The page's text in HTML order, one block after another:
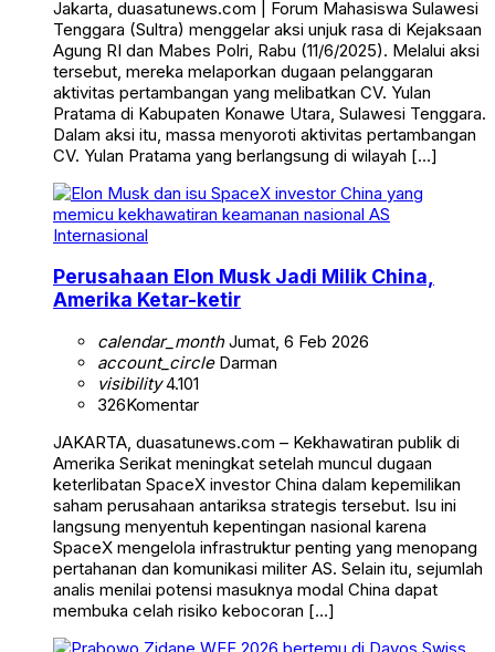
Jakarta, duasatunews.com | Forum Mahasiswa Sulawesi
Tenggara (Sultra) menggelar aksi unjuk rasa di Kejaksaan
Agung RI dan Mabes Polri, Rabu (11/6/2025). Melalui aksi
tersebut, mereka melaporkan dugaan pelanggaran
aktivitas pertambangan yang melibatkan CV. Yulan
Pratama di Kabupaten Konawe Utara, Sulawesi Tenggara.
Dalam aksi itu, massa menyoroti aktivitas pertambangan
CV. Yulan Pratama yang berlangsung di wilayah […]
Internasional
Perusahaan Elon Musk Jadi Milik China,
Amerika Ketar-ketir
calendar_monthJumat, 6 Feb 2026
account_circleDarman
visibility4.101
326Komentar
JAKARTA, duasatunews.com – Kekhawatiran publik di
Amerika Serikat meningkat setelah muncul dugaan
keterlibatan SpaceX investor China dalam kepemilikan
saham perusahaan antariksa strategis tersebut. Isu ini
langsung menyentuh kepentingan nasional karena
SpaceX mengelola infrastruktur penting yang menopang
pertahanan dan komunikasi militer AS. Selain itu, sejumlah
analis menilai potensi masuknya modal China dapat
membuka celah risiko kebocoran […]